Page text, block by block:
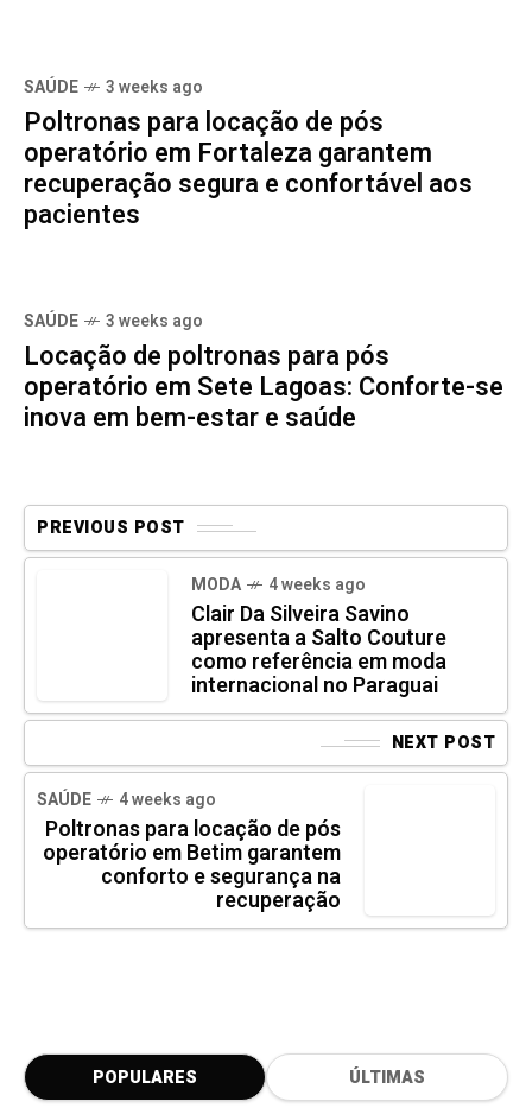
SAÚDE 3 weeks ago
Poltronas para locação de pós
operatório em Fortaleza garantem
recuperação segura e confortável aos
pacientes
SAÚDE 3 weeks ago
Locação de poltronas para pós
operatório em Sete Lagoas: Conforte-se
inova em bem-estar e saúde
PREVIOUS POST
MODA 4 weeks ago
Clair Da Silveira Savino
apresenta a Salto Couture
como referência em moda
internacional no Paraguai
NEXT POST
SAÚDE 4 weeks ago
Poltronas para locação de pós
operatório em Betim garantem
conforto e segurança na
recuperação
POPULARES ÚLTIMAS